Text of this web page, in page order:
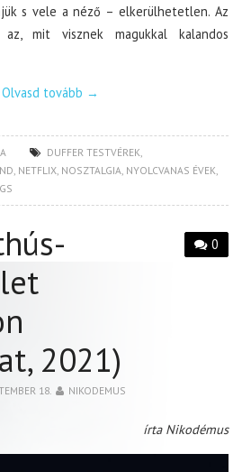
s vele a néző – elkerülhetetlen. Az
mit visznek magukkal kalandos
Olvasd tovább →
DUFFER TESTVÉREK,
, NETFLIX, NOSZTALGIA, NYOLCVANAS ÉVEK,
0
2021)
18. NIKODEMUS
írta Nikodémus